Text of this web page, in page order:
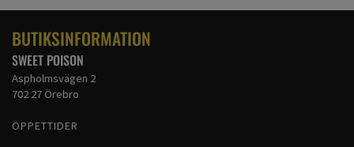
BUTIKSINFORMATION
SWEET POISON
Aspholmsvägen 2
702 27 Örebro
ÖPPETTIDER